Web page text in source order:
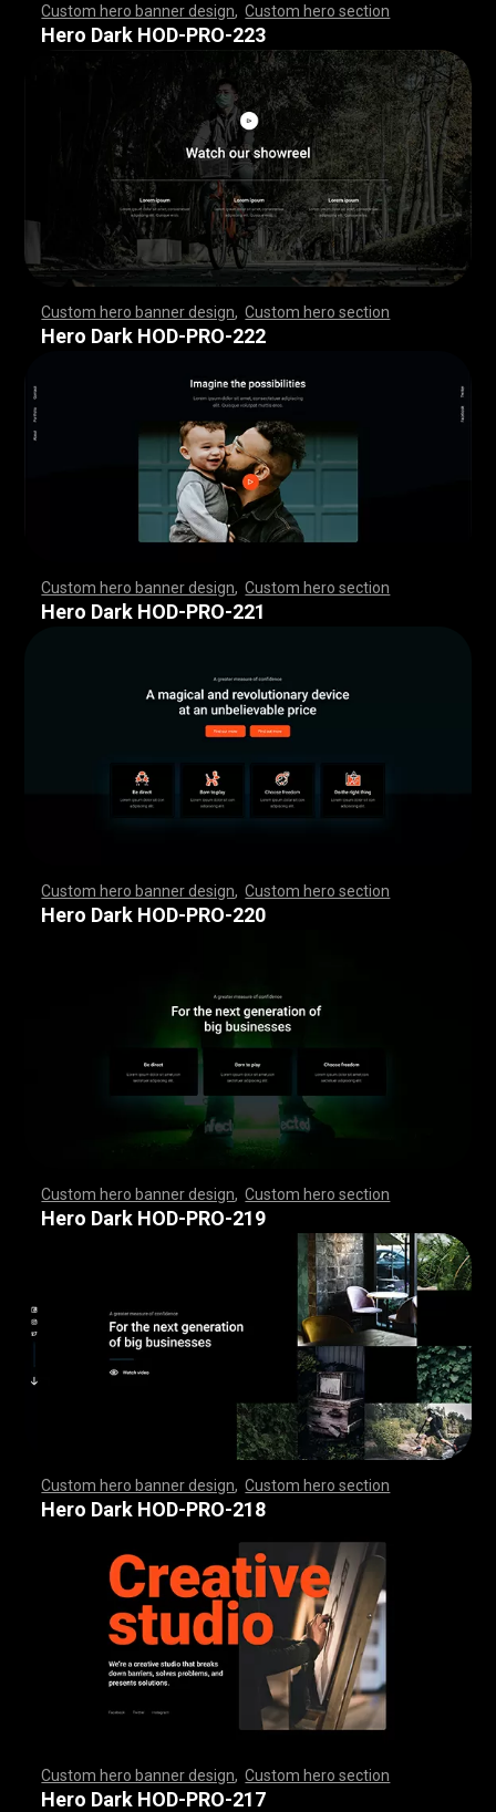
Custom hero banner design ,Custom hero section
,,,,,,,,,,,,,,,,,,,,,,,,,,,,,, ,,,,,,,,,,,,,,,,,,,,,,,
,,,,,,,,,,,,,,,,,,,,,,,,,,,,,, ,,,,,,,,,,,,,,,,,,,,,,,
Hero Dark HOD-PRO-223
Custom hero banner design ,Custom hero section
,,,,,,,,,,,,,,,,,,,,,,,,,,,,,, ,,,,,,,,,,,,,,,,,,,,,,,
,,,,,,,,,,,,,,,,,,,,,,,,,,,,,, ,,,,,,,,,,,,,,,,,,,,,,,
Hero Dark HOD-PRO-222
Custom hero banner design ,Custom hero section
,,,,,,,,,,,,,,,,,,,,,,,,,,,,,, ,,,,,,,,,,,,,,,,,,,,,,,
,,,,,,,,,,,,,,,,,,,,,,,,,,,,,, ,,,,,,,,,,,,,,,,,,,,,,,
Hero Dark HOD-PRO-221
Custom hero banner design ,Custom hero section
,,,,,,,,,,,,,,,,,,,,,,,,,,,,,, ,,,,,,,,,,,,,,,,,,,,,,,
,,,,,,,,,,,,,,,,,,,,,,,,,,,,,, ,,,,,,,,,,,,,,,,,,,,,,,
Hero Dark HOD-PRO-220
Custom hero banner design ,Custom hero section
,,,,,,,,,,,,,,,,,,,,,,,,,,,,,, ,,,,,,,,,,,,,,,,,,,,,,,
,,,,,,,,,,,,,,,,,,,,,,,,,,,,,, ,,,,,,,,,,,,,,,,,,,,,,,
Hero Dark HOD-PRO-219
Custom hero banner design ,Custom hero section
,,,,,,,,,,,,,,,,,,,,,,,,,,,,,, ,,,,,,,,,,,,,,,,,,,,,,,
,,,,,,,,,,,,,,,,,,,,,,,,,,,,,, ,,,,,,,,,,,,,,,,,,,,,,,
Hero Dark HOD-PRO-218
Custom hero banner design ,Custom hero section
,,,,,,,,,,,,,,,,,,,,,,,,,,,,,, ,,,,,,,,,,,,,,,,,,,,,,,
,,,,,,,,,,,,,,,,,,,,,,,,,,,,,, ,,,,,,,,,,,,,,,,,,,,,,,
Hero Dark HOD-PRO-217